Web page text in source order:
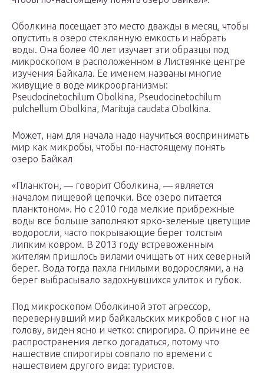
Оболкина посещает это место дважды в месяц, чтобы
опустить в озеро стеклянную емкость и набрать
воды. Она более 40 лет изучает эти образцы под
микроскопом в расположенном в Листвянке центре
изучения Байкала. Ее именем названы многие
живущие в воде микроорганизмы:
Pseudocinetochilum Obolkina, Pseudocinetochilum
pulchellum Obolkina, Marituja caudata Obolkina.
Может, нам для начала надо научиться воспринимать
мир как микробы, чтобы по-настоящему понять
озеро Байкал
«Планктон, — говорит Оболкина, — является
началом пищевой цепочки. Все озеро питается
планктоном». Но с 2010 года мелкие прибрежные
воды все больше заполняют ярко-зеленые цветущие
водоросли, часто покрывающие берег толстым
липким ковром. В 2013 году встревоженным
жителям пришлось вилами очищать от них северный
берег. Вода тогда пахла гнилыми водорослями, а на
берег выбрасывало задохнувшихся улиток и губок.
Под микроскопом Оболкиной этот агрессор,
перевернувший мир байкальских микробов с ног на
голову, виден ясно и четко: спирогира. О причине ее
распространения легко догадаться, потому что
нашествие спирогиры совпало по времени с
нашествием другого вида: туристов.